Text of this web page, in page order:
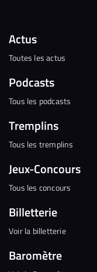
Actus
Toutes les actus
Podcasts
Tous les podcasts
Tremplins
Tous les tremplins
Jeux-Concours
Tous les concours
Billetterie
Voir la billetterie
Baromètre